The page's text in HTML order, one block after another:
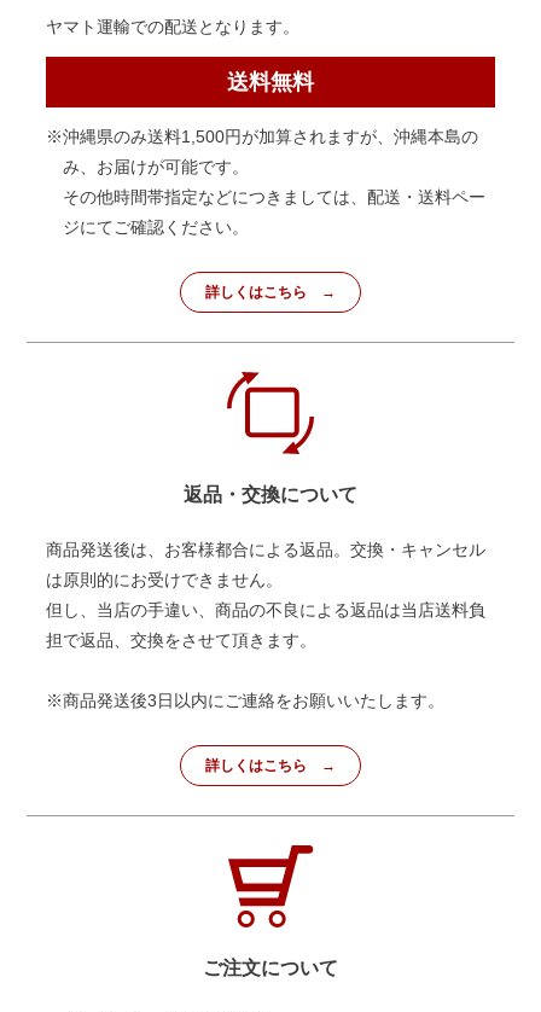
ヤマト運輸での配送となります。
送料無料
※沖縄県のみ送料1,500円が加算されますが、沖縄本島の
み、お届けが可能です。
その他時間帯指定などにつきましては、配送・送料ペー
ジにてご確認ください。
詳しくはこちら
返品・交換について
商品発送後は、お客様都合による返品。交換・キャンセル
は原則的にお受けできません。
但し、当店の手違い、商品の不良による返品は当店送料負
担で返品、交換をさせて頂きます。
※商品発送後3日以内にご連絡をお願いいたします。
詳しくはこちら
ご注文について